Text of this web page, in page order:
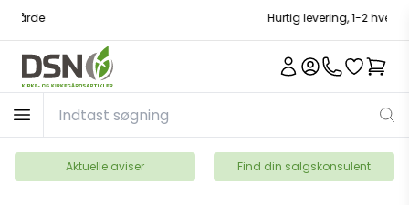
Hurtig levering, 1-2 hverdage
Aktuelle aviser Find din salgskonsulent